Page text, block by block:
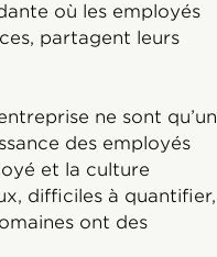
où les employés
partagent leurs
ne sont qu’un
des employés
et la culture
difficiles à quantifier,
ont des